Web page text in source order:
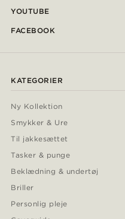
YOUTUBE
FACEBOOK
KATEGORIER
Ny Kollektion
Smykker & Ure
Til jakkesættet
Tasker & punge
Beklædning & undertøj
Briller
Personlig pleje